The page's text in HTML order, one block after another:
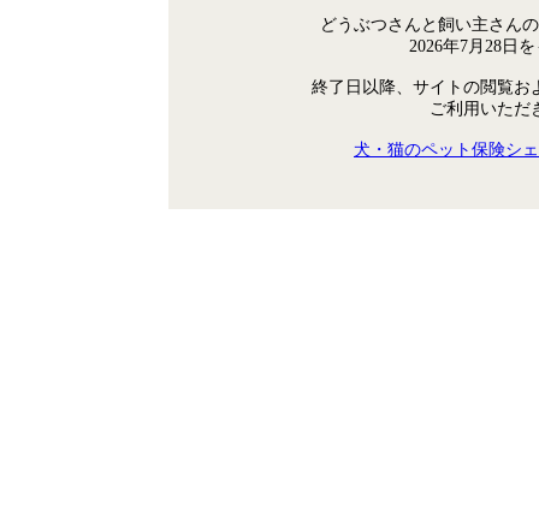
どうぶつさんと飼い主さん
2026年7月28日
終了日以降、サイトの閲覧お
ご利用いただ
犬・猫のペット保険シ